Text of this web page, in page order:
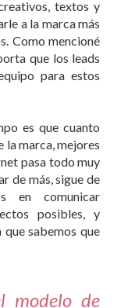
textos y
a la marca más
Como mencioné
que los leads
para estos
es que cuanto
la marca, mejores
pasa todo muy
de más, sigue de
en comunicar
posibles, y
sabemos que
modelo de